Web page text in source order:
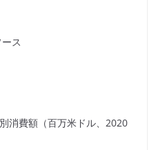
ス
消費額（百万米ドル、2020